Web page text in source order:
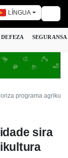
LÍNGUA
DEFEZA SEGURANSA
programa
sira